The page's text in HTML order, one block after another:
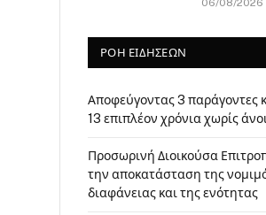
06/08/2026
ΡΟΗ ΕΙΔΗΣΕΩΝ
Αποφεύγοντας 3 παράγοντες
13 επιπλέον χρόνια χωρίς
Προσωρινή Διοικούσα
την αποκατάσταση της
διαφάνειας και της ενότητας